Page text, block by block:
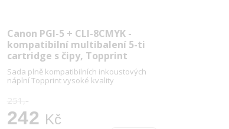
Canon PGI-5 + CLI-8CMYK -
kompatibilní multibalení 5-ti
cartridge s čipy, Topprint
Sada plně kompatibilních inkoustových
náplní Topprint vysoké kvality
251,-
242 Kč